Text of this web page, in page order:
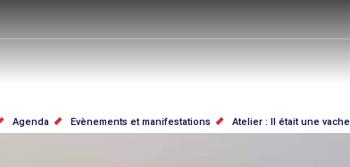
Agenda Evènements et manifestations Atelier : Il était une vache